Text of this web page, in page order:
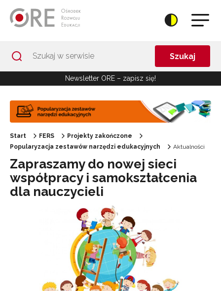
Szukaj
Newsletter ORE – zapisz się!
Start FERS
Projekty zakończone
Popularyzacja zestawów narzędzi edukacyjnych
Aktualności
Zapraszamy do nowej sieci
współpracy i samokształcenia
dla nauczycieli